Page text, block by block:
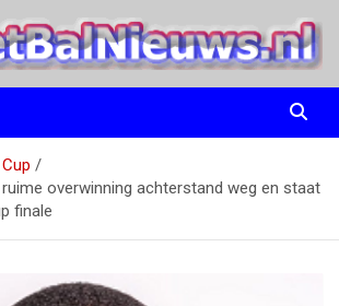
overwinning achterstand weg en staat
finale